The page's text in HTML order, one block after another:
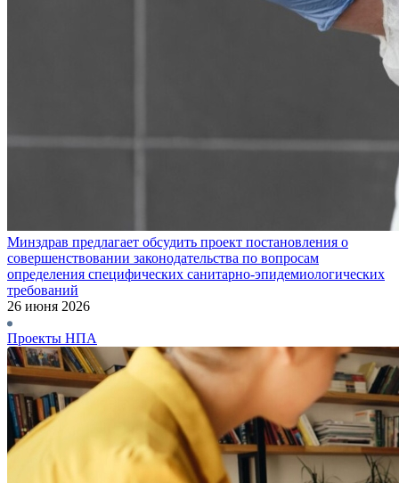
Минздрав предлагает обсудить проект постановления о
совершенствовании законодательства по вопросам
определения специфических санитарно-эпидемиологических
требований
26 июня 2026
Проекты НПА